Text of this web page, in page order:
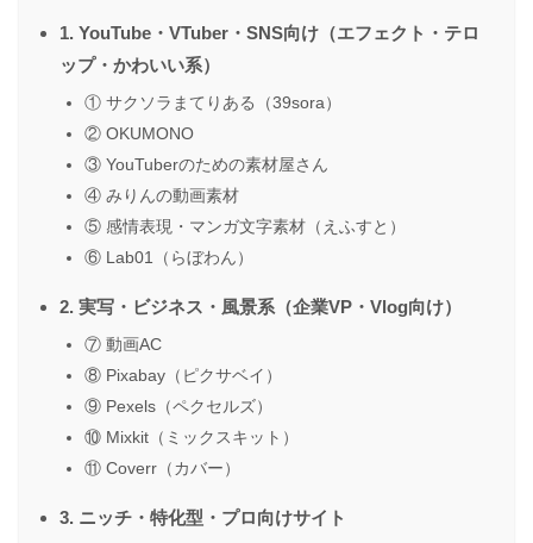
1. YouTube・VTuber・SNS向け（エフェクト・テロ
ップ・かわいい系）
① サクソラまてりある（39sora）
② OKUMONO
③ YouTuberのための素材屋さん
④ みりんの動画素材
⑤ 感情表現・マンガ文字素材（えふすと）
⑥ Lab01（らぼわん）
2. 実写・ビジネス・風景系（企業VP・Vlog向け）
⑦ 動画AC
⑧ Pixabay（ピクサベイ）
⑨ Pexels（ペクセルズ）
⑩ Mixkit（ミックスキット）
⑪ Coverr（カバー）
3. ニッチ・特化型・プロ向けサイト